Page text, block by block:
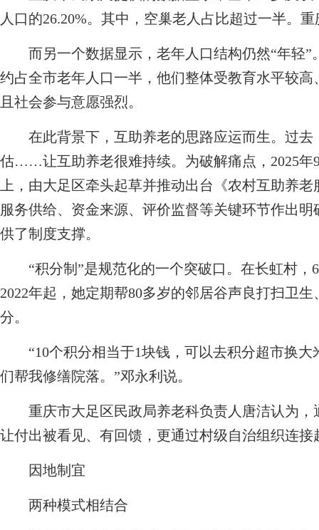
人口的26.20%。其中，空巢老人占比超过一半。
而另一个数据显示，老年人口结构仍然“年轻”
约占全市老年人口一半，他们整体受教育水平较
且社会参与意愿强烈。
在此背景下，互助养老的思路应运而生。过去
估……让互助养老很难持续。为破解痛点，2025年
上，由大足区牵头起草并推动出台《农村互助养
服务供给、资金来源、评价监督等关键环节作出
供了制度支撑。
“积分制”是规范化的一个突破口。在长虹村，
2022年起，她定期帮80多岁的邻居谷声良打扫卫
分。
“10个积分相当于1块钱，可以去积分超市换大
们帮我修缮院落。”邓永利说。
重庆市大足区民政局养老科负责人唐洁认为，
让付出被看见、有回馈，更通过村级自治组织连
因地制宜
两种模式相结合